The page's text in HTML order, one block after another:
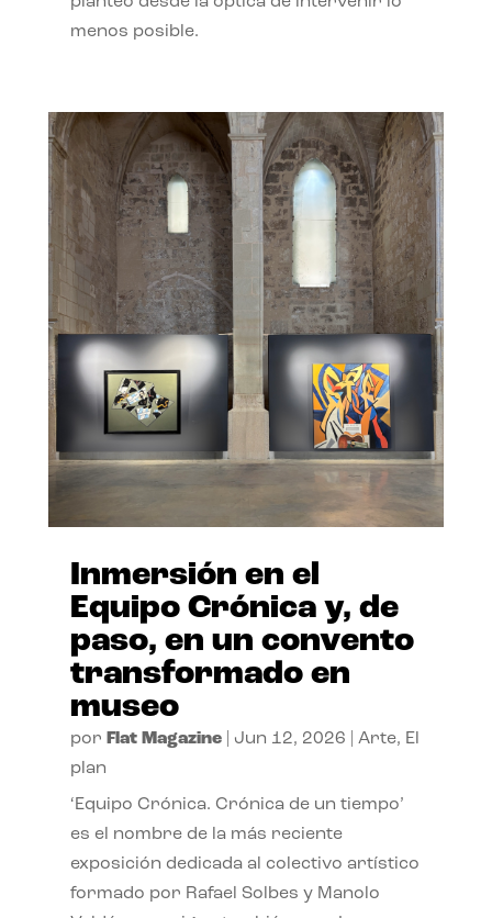
menos posible.
Inmersión en el
Equipo Crónica y, de
paso, en un convento
transformado en
museo
por Flat Magazine| Jun 12, 2026 Arte, El
plan
‘Equipo Crónica. Crónica de un tiempo’
es el nombre de la más reciente
exposición dedicada al colectivo artístico
formado por Rafael Solbes y Manolo